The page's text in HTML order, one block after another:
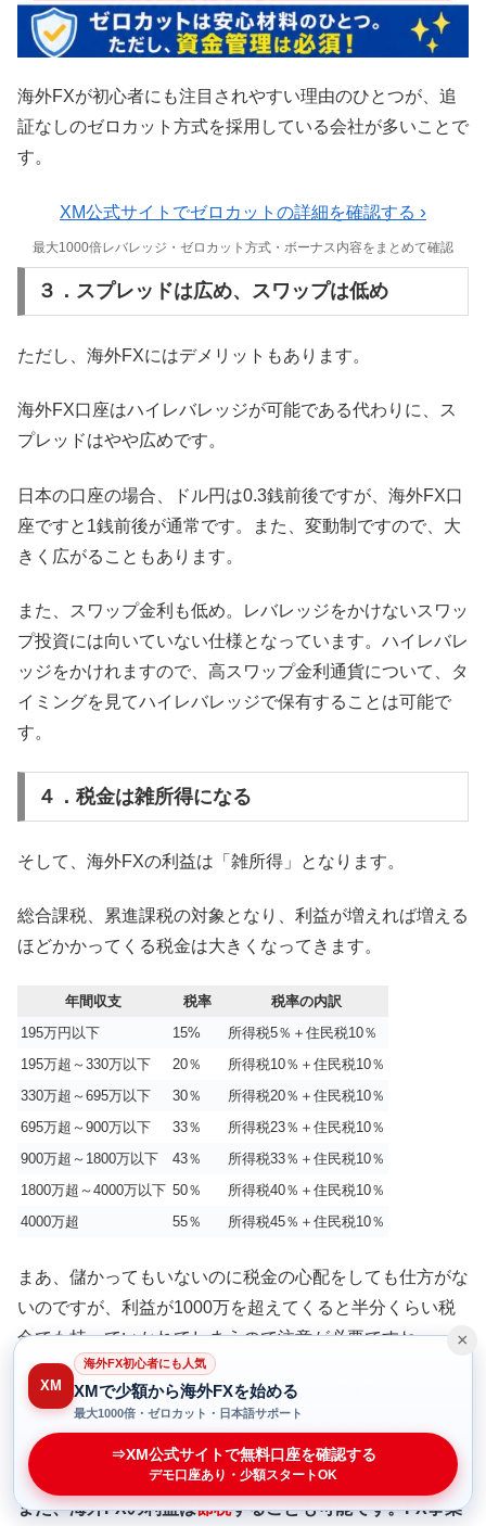
×
XM
海外FX初心者にも人気
XMで少額から海外FXを始める
最大1000倍・ゼロカット・日本語サポート
⇒XM公式サイトで無料口座を確認する
デモ口座あり・少額スタートOK
海外FXが初心者にも注目されやすい理由のひとつが、追
証なしのゼロカット方式を採用している会社が多いことで
す。
XM公式サイトでゼロカットの詳細を確認する ›
最大1000倍レバレッジ・ゼロカット方式・ボーナス内容をまとめて確認
３．スプレッドは広め、スワップは低め
ただし、海外FXにはデメリットもあります。
海外FX口座はハイレバレッジが可能である代わりに、ス
プレッドはやや広めです。
日本の口座の場合、ドル円は0.3銭前後ですが、海外FX口
座ですと1銭前後が通常です。また、変動制ですので、大
きく広がることもあります。
また、スワップ金利も低め。レバレッジをかけないスワッ
プ投資には向いていない仕様となっています。ハイレバレ
ッジをかけれますので、高スワップ金利通貨について、タ
イミングを見てハイレバレッジで保有することは可能で
す。
４．税金は雑所得になる
そして、海外FXの利益は「雑所得」となります。
総合課税、累進課税の対象となり、利益が増えれば増える
ほどかかってくる税金は大きくなってきます。
年間収支 税率
税率の内訳
195万円以下
15%
所得税5％＋住民税10％
195万超～330万以下
20％
所得税10％＋住民税10％
330万超～695万以下
30％
所得税20％＋住民税10％
695万超～900万以下
33％
所得税23％＋住民税10％
900万超～1800万以下
43％
所得税33％＋住民税10％
1800万超～4000万以下 50％
所得税40％＋住民税10％
4000万超
55％ 所得税45％＋住民税10％
まあ、儲かってもいないのに税金の心配をしても仕方がな
いのですが、利益が1000万を超えてくると半分くらい税
金でも持っていかれてしまうので注意が必要ですね。
ですので、数百万円利益を上げることができるなら、その
資金は国内の堅実運用に回すなど、バランスを取っていく
と良いと思います。
また、海外FXの利益は節税することも可能です。FX事業